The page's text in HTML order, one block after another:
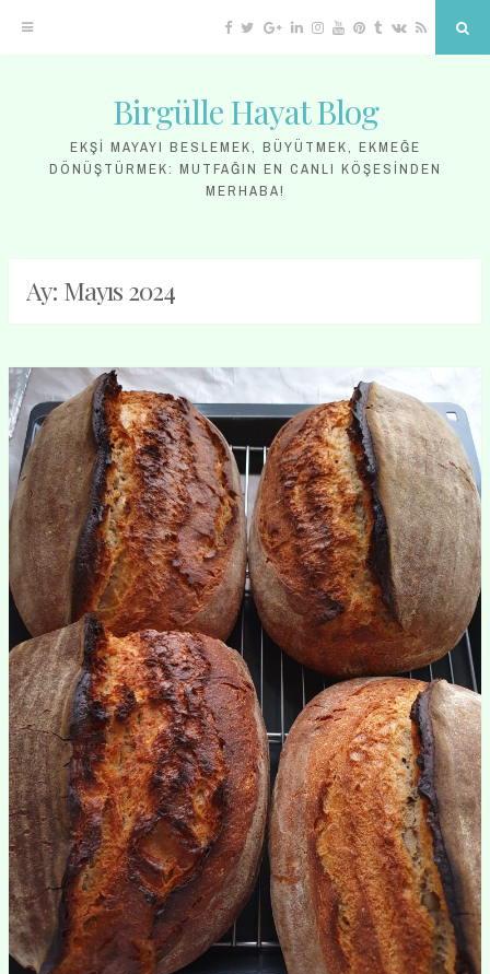
content
Facebook
TwitterGoogleLinkedin
Instagram
YouTube
Pinterest
Tumblr
VKRSS
Birgülle Hayat Blog
EKŞI MAYAYI BESLEMEK, BÜYÜTMEK, EKMEĞE
DÖNÜŞTÜRMEK: MUTFAĞIN EN CANLI KÖŞESINDEN
MERHABA!
Ay: Mayıs 2024